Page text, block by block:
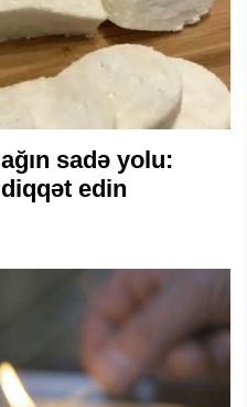
sadə yolu:
edin